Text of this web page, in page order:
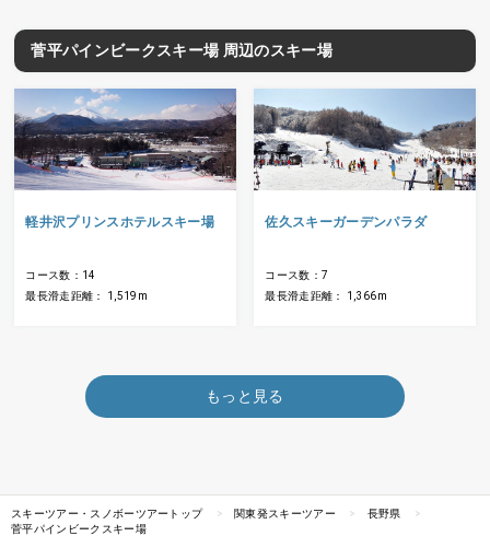
菅平パインビークスキー場 周辺のスキー場
軽井沢プリンスホテルスキー場
コース数：14
最長滑走距離： 1,519m
佐久スキーガーデンパラダ
コース数：7
最長滑走距離： 1,366m
もっと見る
スキーツアー・スノボーツアートップ 関東発スキーツアー
長野県
菅平パインビークスキー場